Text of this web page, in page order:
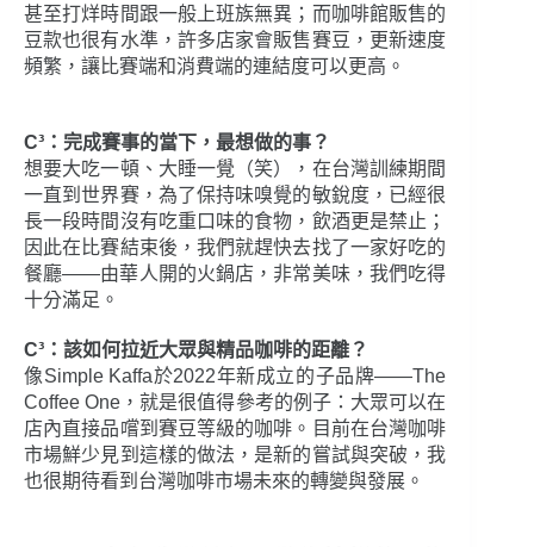
甚至打烊時間跟一般上班族無異；而咖啡館販售的
豆款也很有水準，許多店家會販售賽豆，更新速度
頻繁，讓比賽端和消費端的連結度可以更高。
C³：完成賽事的當下，最想做的事？
想要大吃一頓、大睡一覺（笑），在台灣訓練期間
一直到世界賽，為了保持味嗅覺的敏銳度，已經很
長一段時間沒有吃重口味的食物，飲酒更是禁止；
因此在比賽結束後，我們就趕快去找了一家好吃的
餐廳——由華人開的火鍋店，非常美味，我們吃得
十分滿足。
C³：該如何拉近大眾與精品咖啡的距離？
像Simple Kaffa於2022年新成立的子品牌——The
Coffee One，就是很值得參考的例子：大眾可以在
店內直接品嚐到賽豆等級的咖啡。目前在台灣咖啡
市場鮮少見到這樣的做法，是新的嘗試與突破，我
也很期待看到台灣咖啡市場未來的轉變與發展。